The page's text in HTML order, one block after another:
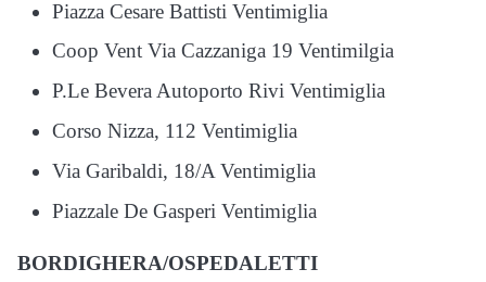
Piazza Cesare Battisti Ventimiglia
Coop Vent Via Cazzaniga 19 Ventimilgia
P.Le Bevera Autoporto Rivi Ventimiglia
Corso Nizza, 112 Ventimiglia
Via Garibaldi, 18/A Ventimiglia
Piazzale De Gasperi Ventimiglia
BORDIGHERA/OSPEDALETTI